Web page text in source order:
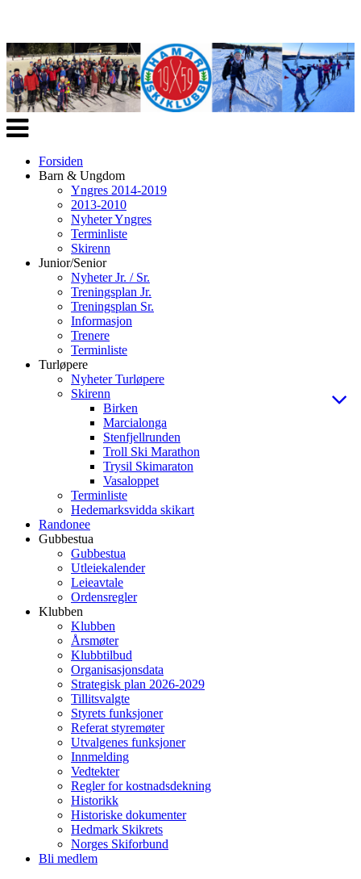
Veksle
navigasjon
Forsiden
Barn & Ungdom
Yngres 2014-2019
2013-2010
Nyheter Yngres
Terminliste
Skirenn
Junior/Senior
Nyheter Jr. / Sr.
Treningsplan Jr.
Treningsplan Sr.
Informasjon
Trenere
Terminliste
Turløpere
Nyheter Turløpere
Skirenn
Birken
Marcialonga
Stenfjellrunden
Troll Ski Marathon
Trysil Skimaraton
Vasaloppet
Terminliste
Hedemarksvidda skikart
Randonee
Gubbestua
Gubbestua
Utleiekalender
Leieavtale
Ordensregler
Klubben
Klubben
Årsmøter
Klubbtilbud
Organisasjonsdata
Strategisk plan 2026-2029
Tillitsvalgte
Styrets funksjoner
Referat styremøter
Utvalgenes funksjoner
Innmelding
Vedtekter
Regler for kostnadsdekning
Historikk
Historiske dokumenter
Hedmark Skikrets
Norges Skiforbund
Bli medlem